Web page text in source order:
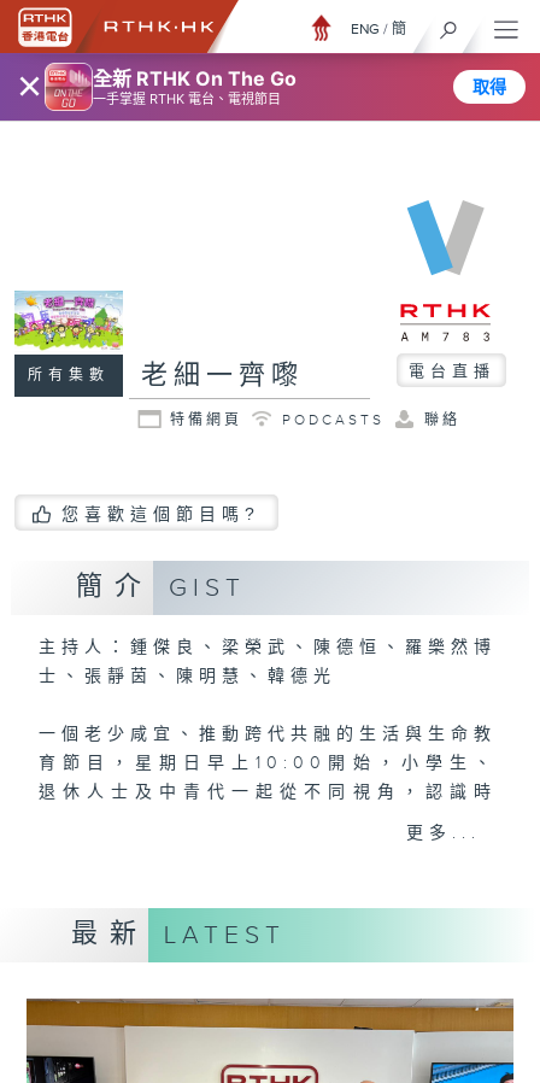
× 全新 RTHK On The Go
一手掌握 RTHK 電台、電視節目
取得
ENG / 簡
所有集數 老細一齊嚟 電台直播
特備網頁 PODCASTS 聯絡
您喜歡這個節目嗎?
簡介 GIST
主持人：鍾傑良、梁榮武、陳德恒、羅樂然博
士、張靜茵、陳明慧、韓德光
一個老少咸宜、推動跨代共融的生活與生命教
育節目，星期日早上10:00開始，小學生、
退休人士及中青代一起從不同視角，認識時
事、國家、世界，涉獵多元知識，分享經歷與
#香港電台文教組
藝文一格 culture.rthk.hk
更多...
最新 LATEST